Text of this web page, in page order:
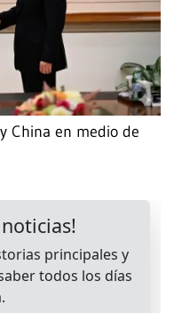
China en medio de